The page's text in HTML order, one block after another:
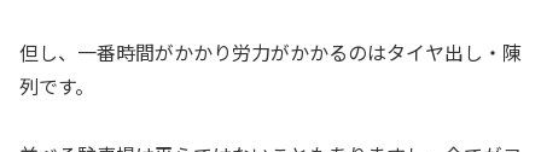
但し、一番時間がかかり労力がかかるのはタイヤ出し・陳
列です。